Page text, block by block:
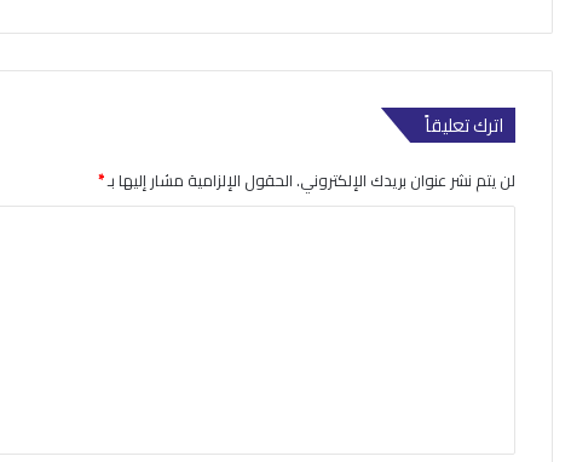
اترك تعليقاً
لن يتم نشر عنوان بريدك الإلكتروني.الحقول الإلزامية مشار إليها بـ*